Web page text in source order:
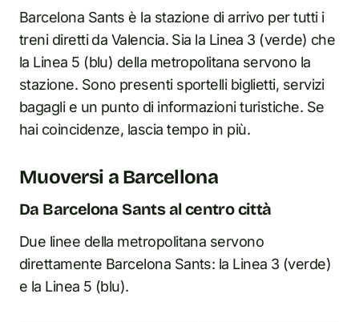
Barcelona Sants è la stazione di arrivo per tutti i
treni diretti da Valencia. Sia la Linea 3 (verde) che
la Linea 5 (blu) della metropolitana servono la
stazione. Sono presenti sportelli biglietti, servizi
bagagli e un punto di informazioni turistiche. Se
hai coincidenze, lascia tempo in più.
Muoversi a Barcellona
Da Barcelona Sants al centro città
Due linee della metropolitana servono
direttamente Barcelona Sants: la Linea 3 (verde)
e la Linea 5 (blu).